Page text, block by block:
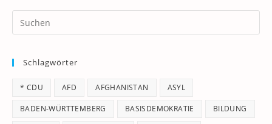
Schlagwörter
* CDU AFD AFGHANISTAN ASYL
BADEN-WÜRTTEMBERG BASISDEMOKRATIE BILDUNG